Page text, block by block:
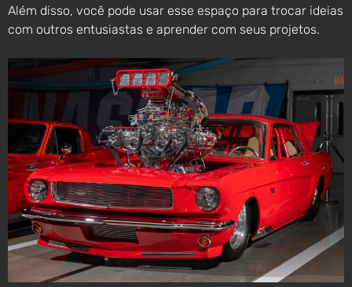
Além disso, você pode usar esse espaço para trocar ideias
com outros entusiastas e aprender com seus projetos.